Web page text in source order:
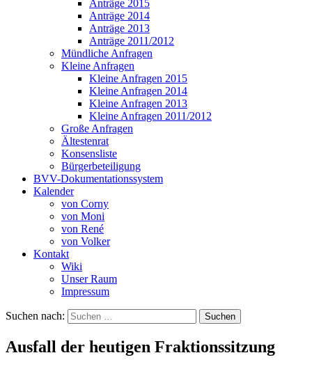
Anträge 2015
Anträge 2014
Anträge 2013
Anträge 2011/2012
Mündliche Anfragen
Kleine Anfragen
Kleine Anfragen 2015
Kleine Anfragen 2014
Kleine Anfragen 2013
Kleine Anfragen 2011/2012
Große Anfragen
Ältestenrat
Konsensliste
Bürgerbeteiligung
BVV-Dokumentationssystem
Kalender
von Corny
von Moni
von René
von Volker
Kontakt
Wiki
Unser Raum
Impressum
Suchen nach:
Ausfall der heutigen Fraktionssitzung